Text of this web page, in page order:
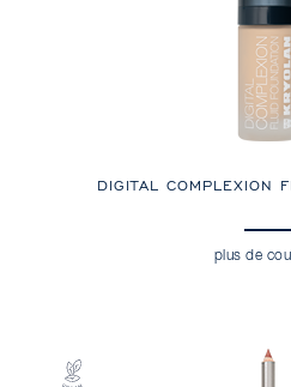
DIGITAL COMPLEXION
plus de